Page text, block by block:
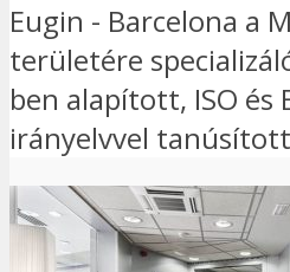
Eugin - Barcelona a
területére
ben alapított, ISO és
irányelvvel